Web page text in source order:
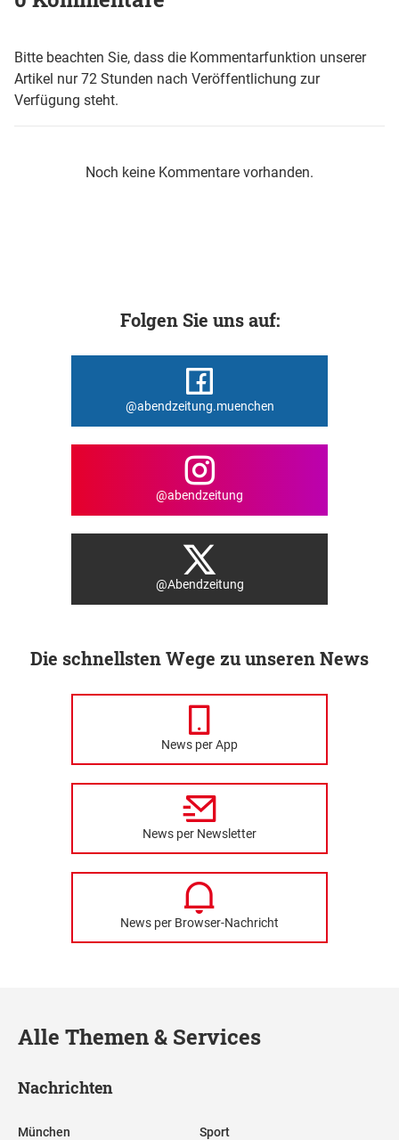
Bitte beachten Sie, dass die Kommentarfunktion unserer
Artikel nur 72 Stunden nach Veröffentlichung zur
Verfügung steht.
Noch keine Kommentare vorhanden.
Folgen Sie uns auf:
@abendzeitung.muenchen
@abendzeitung
@Abendzeitung
Die schnellsten Wege zu unseren News
News per App
News per Newsletter
News per Browser-Nachricht
Alle Themen & Services
Nachrichten
München Sport